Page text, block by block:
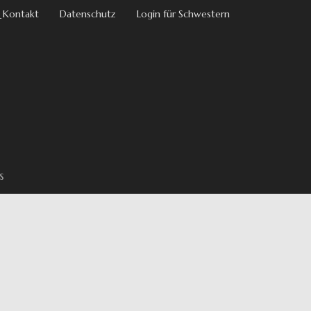
Kontakt Datenschutz Login für Schwestern